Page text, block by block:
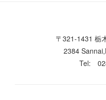
〒321-1431 栃
2384
Tel: